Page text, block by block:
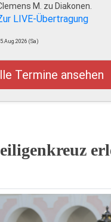
M. zu Diakonen.
LIVE-Übertragung
(Sa)
Termine ansehen